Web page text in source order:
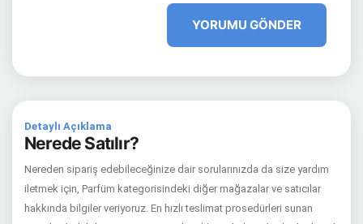
YORUMU GÖNDER
Detaylı Açıklama
Nerede Satılır?
Nereden sipariş edebileceğinize dair sorularınızda da size yardım
iletmek için, Parfüm kategorisindeki diğer mağazalar ve satıcılar
hakkında bilgiler veriyoruz. En hızlı teslimat prosedürleri sunan